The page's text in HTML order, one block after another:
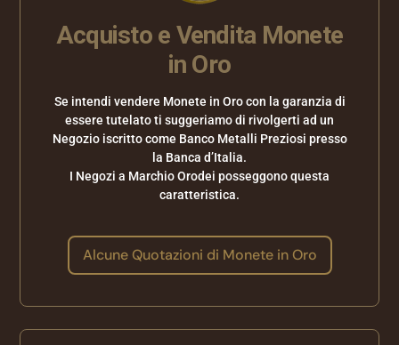
Acquisto e Vendita Monete
in Oro
Se intendi vendere Monete in Oro con la garanzia di
essere tutelato ti suggeriamo di rivolgerti ad un
Negozio iscritto come Banco Metalli Preziosi presso
la Banca d’Italia.
I Negozi a Marchio Orodei posseggono questa
caratteristica.
Alcune Quotazioni di Monete in Oro